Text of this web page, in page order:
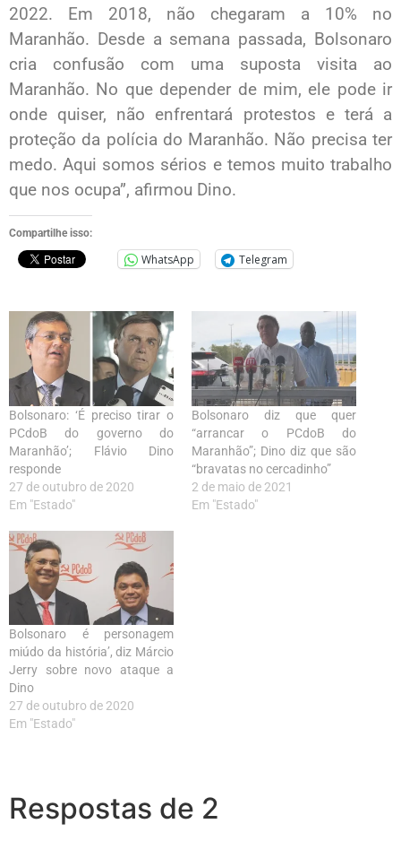
2022. Em 2018, não chegaram a 10% no
Maranhão. Desde a semana passada, Bolsonaro
cria confusão com uma suposta visita ao
Maranhão. No que depender de mim, ele pode ir
onde quiser, não enfrentará protestos e terá a
proteção da polícia do Maranhão. Não precisa ter
medo. Aqui somos sérios e temos muito trabalho
que nos ocupa”, afirmou Dino.
Compartilhe isso:
WhatsApp Telegram
Bolsonaro: ‘É preciso tirar o
PCdoB do governo do
Maranhão’; Flávio Dino
responde
27 de outubro de 2020
Em "Estado"
Bolsonaro diz que quer
“arrancar o PCdoB do
Maranhão”; Dino diz que são
“bravatas no cercadinho”
2 de maio de 2021
Em "Estado"
Bolsonaro é personagem
miúdo da história’, diz Márcio
Jerry sobre novo ataque a
Dino
27 de outubro de 2020
Em "Estado"
Respostas de 2